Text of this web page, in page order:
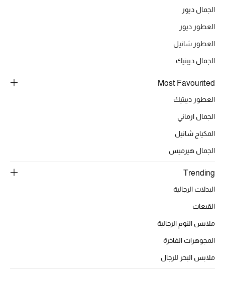
الجمال ديور
العطور ديور
العطور شانيل
الجمال ديبتيك
Most Favourited
العطور ديبتيك
الجمال ارماني
المكياج شانيل
الجمال هيرميس
Trending
البدلات الرجالية
القبعات
ملابس النوم الرجالية
المجوهرات الفاخرة
ملابس البحر للرجال